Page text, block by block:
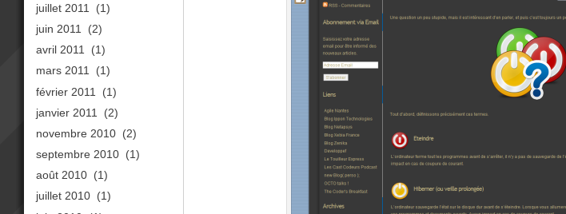
juillet 2011
(1)
juin 2011
(2)
avril 2011
(1)
mars 2011
(1)
février 2011
(1)
janvier 2011
(2)
novembre 2010 (2)
septembre 2010 (1)
août 2010 (1)
juillet 2010 (1)